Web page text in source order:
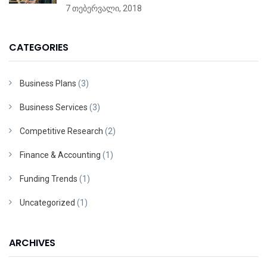
7 თებერვალი, 2018
CATEGORIES
Business Plans (3)
Business Services (3)
Competitive Research (2)
Finance & Accounting (1)
Funding Trends (1)
Uncategorized (1)
ARCHIVES